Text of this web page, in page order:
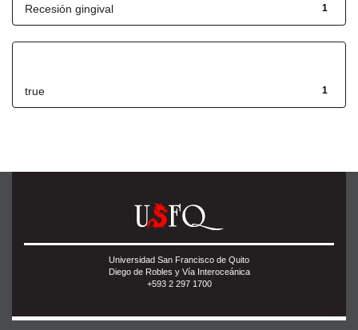
1
Recesión gingival
1
true
Universidad San Francisco de Quito
Diego de Robles y Vía Interoceánica
+593 2 297 1700